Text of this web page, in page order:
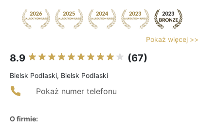
Pokaż więcej >>
8.9 (67)
Bielsk Podlaski, Bielsk Podlaski
Pokaż numer telefonu
O firmie: